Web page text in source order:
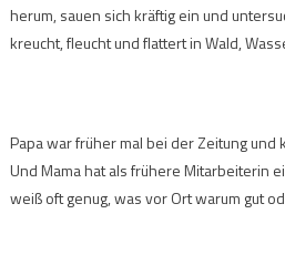
herum, sauen sich kräftig ein und
kreucht, fleucht und flattert in Wald,
Papa war früher mal bei der Zeitung und
Und Mama hat als frühere Mitarbeiterin
weiß oft genug, was vor Ort warum gut